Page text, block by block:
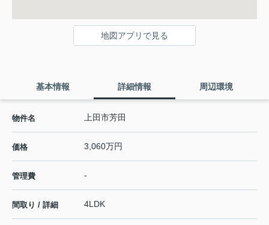
地図アプリで見る
基本情報 詳細情報 周辺環境
物件名 上田市芳田
価格 3,060万円
管理費 -
間取り / 詳細 4LDK